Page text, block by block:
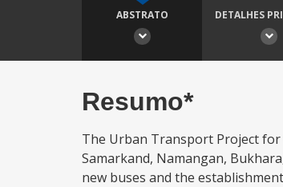
ABSTRATO DETALHES
Resumo*
The Urban Transport Project
Samarkand, Namangan,
new buses and the